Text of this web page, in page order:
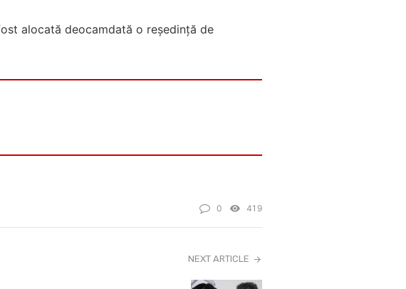
alocată deocamdată o reședință de
0 419
NEXT ARTICLE